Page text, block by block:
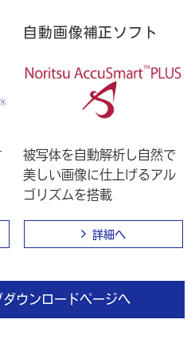
自動画像補正ソフト
被写体を自動解析し自然で
美しい画像に仕上げるアル
ゴリズムを搭載
詳細へ
ウンロードページへ